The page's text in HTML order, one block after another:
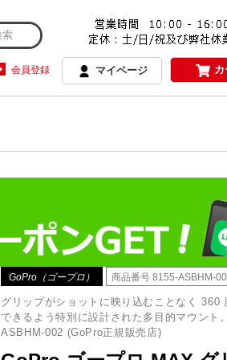
会員登録 マイページ カ
GoPro（ゴープロ） 商品番号 8155-ASBHM-
グリップがショットに映り込むことなく 360
できるよう特別に設計された多目的マウント
ASBHM-002 (GoPro正規販売店)